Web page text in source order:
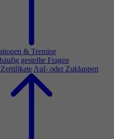
& Termine
gestellte Fragen
Auf- oder Zuklappen